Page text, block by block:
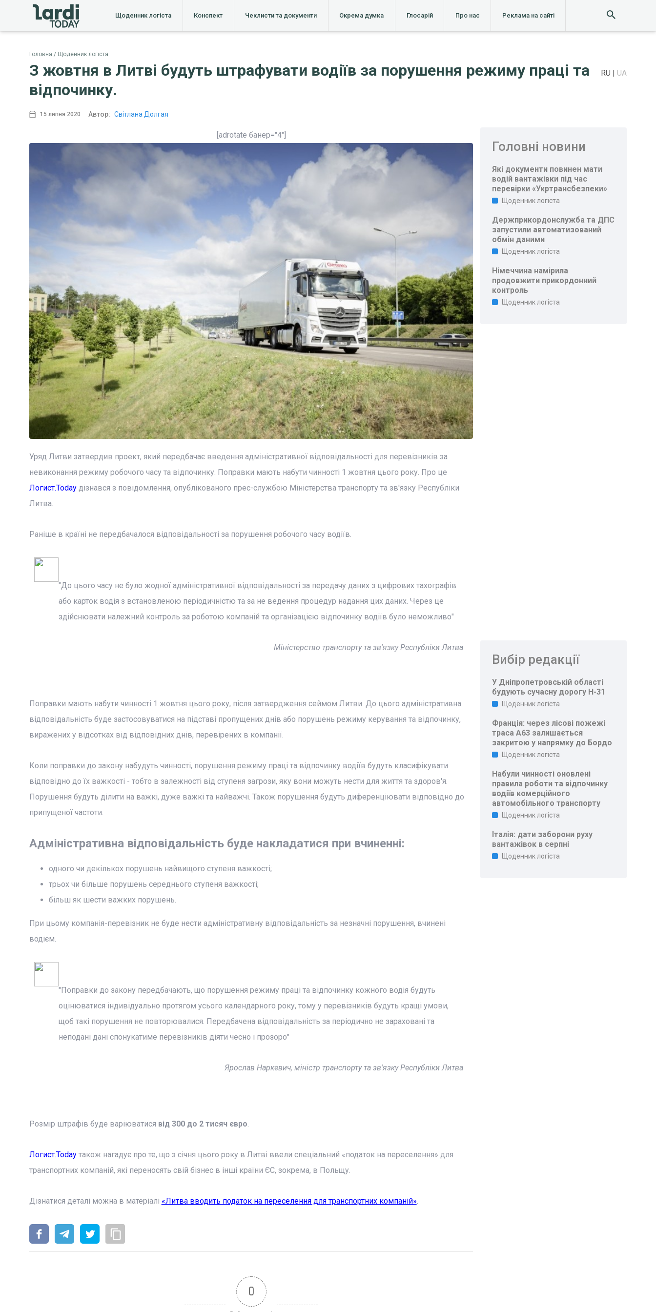
Щоденник логіста Конспект Чеклисти та документи Окрема думка Глосарій Про нас Реклама на сайті
Головна Щоденник логіста
З жовтня в Литві будуть штрафувати водіїв за порушення режиму праці та
відпочинку.
RU UA
15 липня 2020 Автор: Світлана Долгая
[adrotate банер="4"]
Уряд Литви затвердив проект, який передбачає введення адміністративної відповідальності для перевізників за
невиконання режиму робочого часу та відпочинку. Поправки мають набути чинності 1 жовтня цього року. Про це
Логист.Todayдізнався з повідомлення, опублікованого прес-службою Міністерства транспорту та зв'язку Республіки
Литва.
Раніше в країні не передбачалося відповідальності за порушення робочого часу водіїв.
"До цього часу не було жодної адміністративної відповідальності за передачу даних з цифрових тахографів
або карток водія з встановленою періодичністю та за не ведення процедур надання цих даних. Через це
здійснювати належний контроль за роботою компаній та організацією відпочинку водіїв було неможливо"
Міністерство транспорту та зв'язку Республіки Литва
Поправки мають набути чинності 1 жовтня цього року, після затвердження сеймом Литви. До цього адміністративна
відповідальність буде застосовуватися на підставі пропущених днів або порушень режиму керування та відпочинку,
виражених у відсотках від відповідних днів, перевірених в компанії.
Коли поправки до закону набудуть чинності, порушення режиму праці та відпочинку водіїв будуть класифікувати
відповідно до їх важкості - тобто в залежності від ступеня загрози, яку вони можуть нести для життя та здоров'я.
Порушення будуть ділити на важкі, дуже важкі та найважчі. Також порушення будуть диференціювати відповідно до
припущеної частоти.
Адміністративна відповідальність буде накладатися при вчиненні:
одного чи декількох порушень найвищого ступеня важкості;
трьох чи більше порушень середнього ступеня важкості;
більш як шести важких порушень.
При цьому компанія-перевізник не буде нести адміністративну відповідальність за незначні порушення, вчинені
водієм.
"Поправки до закону передбачають, що порушення режиму праці та відпочинку кожного водія будуть
оцінюватися індивідуально протягом усього календарного року, тому у перевізників будуть кращі умови,
щоб такі порушення не повторювалися. Передбачена відповідальність за періодично не зараховані та
неподані дані спонукатиме перевізників діяти чесно і прозоро"
Ярослав Наркевич, міністр транспорту та зв'язку Республіки Литва
Розмір штрафів буде варіюватися від 300 до 2 тисяч євро.
Логист.Todayтакож нагадує про те, що з січня цього року в Литві ввели спеціальний «податок на переселення» для
транспортних компаній, які переносять свій бізнес в інші країни ЄС, зокрема, в Польщу.
Дізнатися деталі можна в матеріалі «Литва вводить податок на переселення для транспортних компаній».
0
Головні новини
Які документи повинен мати
водій вантажівки під час
перевірки «Укртрансбезпеки»
Щоденник логіста
Держприкордонслужба та ДПС
запустили автоматизований
обмін даними
Щоденник логіста
Німеччина намірила
продовжити прикордонний
контроль
Щоденник логіста
Вибір редакції
У Дніпропетровській області
будують сучасну дорогу Н-31
Щоденник логіста
Франція: через лісові пожежі
траса A63 залишається
закритою у напрямку до Бордо
Щоденник логіста
Набули чинності оновлені
правила роботи та відпочинку
водіїв комерційного
автомобільного транспорту
Щоденник логіста
Італія: дати заборони руху
вантажівок в серпні
Щоденник логіста